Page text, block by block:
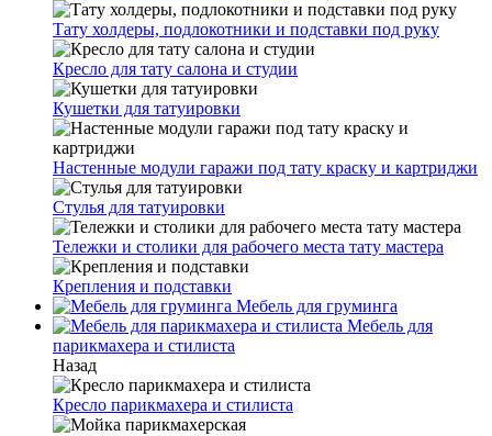
Тату холдеры, подлокотники и подставки под руку
Кресло для тату салона и студии
Кушетки для татуировки
Настенные модули гаражи под тату краску и картриджи
Стулья для татуировки
Тележки и столики для рабочего места тату мастера
Крепления и подставки
Мебель для груминга
Мебель для
парикмахера и стилиста
Назад
Кресло парикмахера и стилиста